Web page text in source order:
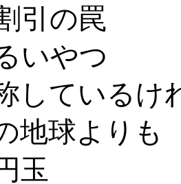
引の罠
いやつ
しているけ
地球よりも
玉